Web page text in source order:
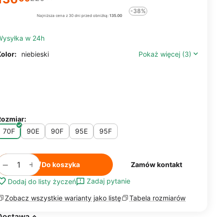
Najniższa cena z 30 dni przed obniżką: 135.00
-38%
w 24h
niebieski Pokaż więcej (3)
70F
90E 90F 95E 95F
+
− Do koszyka Zamów kontakt
Dodaj do listy życzeń Zadaj pytanie
Zobacz wszystkie warianty jako listę Tabela rozmiarów